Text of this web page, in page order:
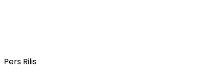
Pers Rilis